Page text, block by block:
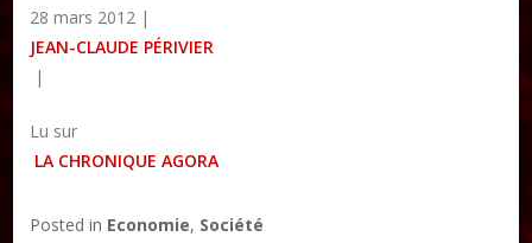
28 mars 2012 |
JEAN-CLAUDE PÉRIVIER
|
Lu sur
LA CHRONIQUE AGORA
Posted in Economie, Société